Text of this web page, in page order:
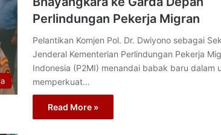
Perlindungan Pekerja Migran
Pelantikan Komjen Pol. Dr. Dwiyono sebagai
Jenderal Kementerian Perlindungan Pekerja
Indonesia (P2MI) menandai babak baru dalam
memperkuat…
Read More »